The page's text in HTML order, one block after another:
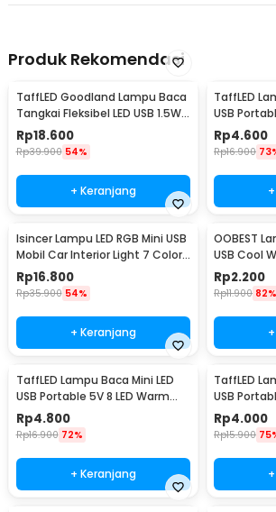
Produk Rekomendasi
TaffLED Goodland Lampu Baca
Tangkai Fleksibel LED USB 1.5W
with Switch 28 Led - LZY-028
Rp18.600
Rp39.900 54%
+ Keranjang
TaffLED
USB
White -
Rp4.600
Rp16.900
Isincer Lampu LED RGB Mini USB
Mobil Car Interior Light 7 Color
- IS504
Rp16.800
Rp35.900 54%
+ Keranjang
OOBEST
USB Cool
Lumens 5V
Rp2.200
Rp11.900 82%
TaffLED Lampu Baca Mini LED
USB Portable 5V 8 LED Warm
White - SMD 5730
Rp4.800
Rp16.900 72%
+ Keranjang
TaffLED
USB
White -
Rp4.000
Rp15.900